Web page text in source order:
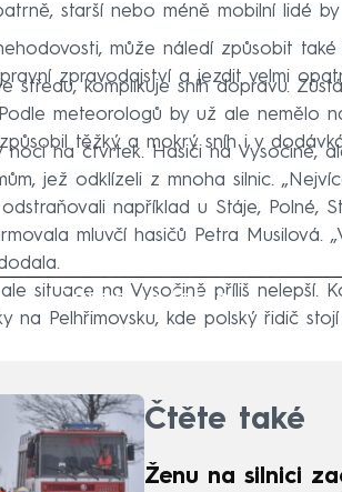
starší nebo méně mobilní lidé
může náledí způsobit také
zpravodajství a jezdit velmi
středu, komplikuje sníh dopravu.
meteorologů by už ale nemělo
těžký a mokrý sníh i v
na čtvrtek. Hasiči na Vysočině,
jež odklízeli z mnoha silnic.
například u Stáje, Polné,
mluvčí hasičů Petra Musilová.
Failed to fetch
situace na Vysočině příliš nelepší.
na Pelhřimovsku, kde polský řidič
Čtěte také
Ženu na silnici